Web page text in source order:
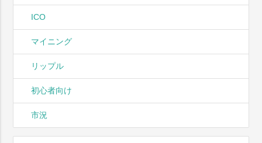
ICO
マイニング
リップル
初心者向け
市況